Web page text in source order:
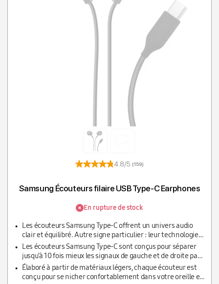
4.8/5 (159)
Samsung Écouteurs filaire USB Type-C Earphones
En rupture de stock
Les écouteurs Samsung Type-C offrent un univers audio
clair et équilibré. Autre signe particulier : leur technologie
signée AKG, pour un son de qualité professionnelle.
Les écouteurs Samsung Type-C sont conçus pour séparer
jusqu’à 10 fois mieux les signaux de gauche et de droite par
rapport à des écouteurs de 3.5 mm.
Élaboré à partir de matériaux légers, chaque écouteur est
conçu pour se nicher confortablement dans votre oreille et